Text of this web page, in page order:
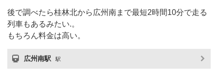
後で調べたら桂林北から広州南まで最短2時間10分で走る
列車もあるみたい.。
もちろん料金は高い。
広州南駅 駅